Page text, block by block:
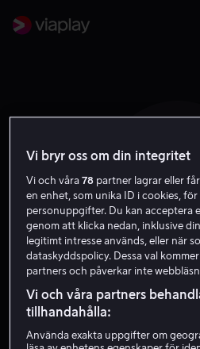
G A
Gio
Vi bryr oss om din integritet
Vi och våra78 partner lagrar eller
en enhet, som unika ID i cookies,
personuppgifter. Du kan acceptera
genom att klicka nedan, inklusive
legitimt intresse används, eller när
dataskyddspolicy. Dessa val
partners och påverkar inte
Vi och våra partners
tillhandahålla:
Använda exakta uppgifter om